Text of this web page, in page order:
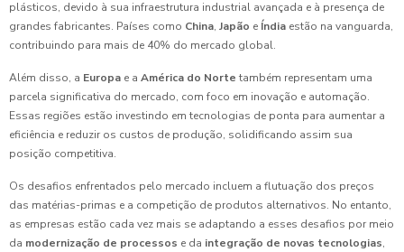
plásticos, devido à sua infraestrutura industrial avançada e à presença de
grandes fabricantes. Países como China, Japão e Índia estão na vanguarda,
contribuindo para mais de 40% do mercado global.
Além disso, a Europa e a América do Norte também representam uma
parcela significativa do mercado, com foco em inovação e automação.
Essas regiões estão investindo em tecnologias de ponta para aumentar a
eficiência e reduzir os custos de produção, solidificando assim sua
posição competitiva.
Os desafios enfrentados pelo mercado incluem a flutuação dos preços
das matérias-primas e a competição de produtos alternativos. No entanto,
as empresas estão cada vez mais se adaptando a esses desafios por meio
da modernização de processos e da integração de novas tecnologias,